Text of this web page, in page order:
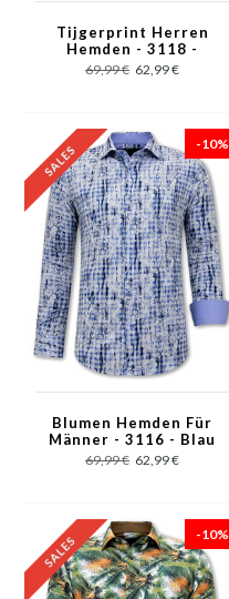
Tijgerprint Herren
Hemden - 3118 -
Braun
69,99 € 62,99 €
-10%
Blumen Hemden Für
Männer - 3116 - Blau
69,99 € 62,99 €
-10%